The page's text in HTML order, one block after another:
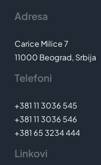
Adresa
Carice Milice 7
11000 Beograd, Srbija
Telefoni
+381 11 3036 545
+381 11 3036 546
+381 65 3234 444
Linkovi